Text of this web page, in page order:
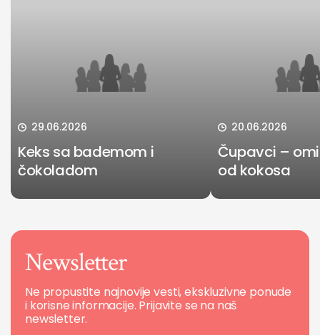
29.06.2026
Keks sa bademom i
čokoladom
20.06.2026
Čupavci –
od kokosa
Newsletter
Ne propustite najnovije vesti, ekskluzivne ponude
i korisne informacije. Prijavite se na naš
newsletter.